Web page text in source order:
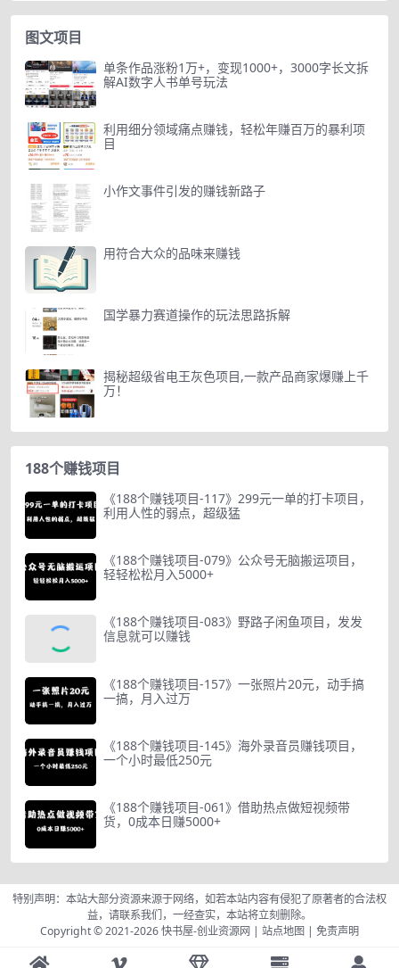
图文项目
单条作品涨粉1万+，变现1000+，3000字长文拆
解AI数字人书单号玩法
利用细分领域痛点赚钱，轻松年赚百万的暴利项
目
小作文事件引发的赚钱新路子
用符合大众的品味来赚钱
国学暴力赛道操作的玩法思路拆解
揭秘超级省电王灰色项目,一款产品商家爆赚上千
万！
188个赚钱项目
《188个赚钱项目-117》299元一单的打卡项目，
利用人性的弱点，超级猛
《188个赚钱项目-079》公众号无脑搬运项目，
轻轻松松月入5000+
《188个赚钱项目-083》野路子闲鱼项目，发发
信息就可以赚钱
《188个赚钱项目-157》一张照片20元，动手搞
一搞，月入过万
《188个赚钱项目-145》海外录音员赚钱项目，
一个小时最低250元
《188个赚钱项目-061》借助热点做短视频带
货，0成本日赚5000+
特别声明：本站大部分资源来源于网络，如若本站内容有侵犯了原著者的合法权
益，请联系我们，一经查实，本站将立刻删除。
Copyright © 2021-2026快书屋-创业资源网 | 站点地图 | 免责声明